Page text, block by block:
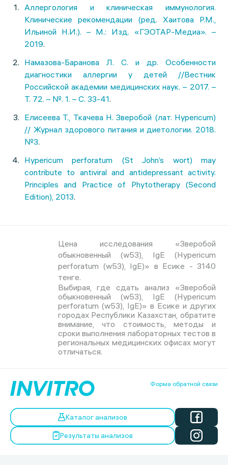
Аллергология и клиническая иммунология.
Клинические рекомендации (ред. Хаитова Р.М.,
Ильиной Н.И.). – М.: Изд. «ГЭОТАР-Медиа». –
2019.
Намазова-Баранова Л. С. и др. Особенности
диагностики аллергии у детей //Вестник
Российской академии медицинских наук. – 2017. –
Т. 72. – №. 1. – С. 33-41.
Елисеева Т., Ткачева Н. Зверобой (лат. Hypericum)
// Журнал здорового питания и диетологии. 2018.
№3.
Hypericum perforatum (St John’s wort) may
contribute to antiviral and antidepressant activity.
Principles and Practice of Phytotherapy (Second
Edition), 2013.
Цена исследования «Зверобой
обыкновенный (w53), IgE (Hypericum
perforatum (w53), IgE)» в Есике - 3140
тенге.
Выбирая, где сдать анализ «Зверобой
обыкновенный (w53), IgE (Hypericum
perforatum (w53), IgE)» в Есике и других
городах Республики Казахстан, обратите
внимание, что стоимость, методы и
сроки выполнения лабораторных тестов в
региональных медицинских офисах могут
отличаться.
Форма обратной связи
Каталог анализов
Результаты анализов